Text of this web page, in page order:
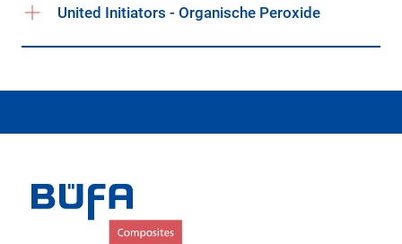
United Initiators - Organische Peroxide